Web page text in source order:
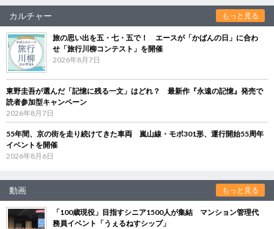
カルチャー もっと見る
旅の思い出を五・七・五で！ エースが「かばんの日」に合わ
せ「旅行川柳コンテスト」を開催
2026年8月7日
東野圭吾が選んだ「記憶に残る一文」はどれ？ 最新作『永遠の記憶』発売で
読者参加型キャンペーン
2026年8月7日
55年間、京の街を走り続けてきた車両 嵐山線・モボ301形、運行開始55周年
イベントを開催
2026年8月6日
動画 もっと見る
「100歳現役」目指すシニア1500人が集結 マンション管理代
務員イベント「うぇるねすシップ」